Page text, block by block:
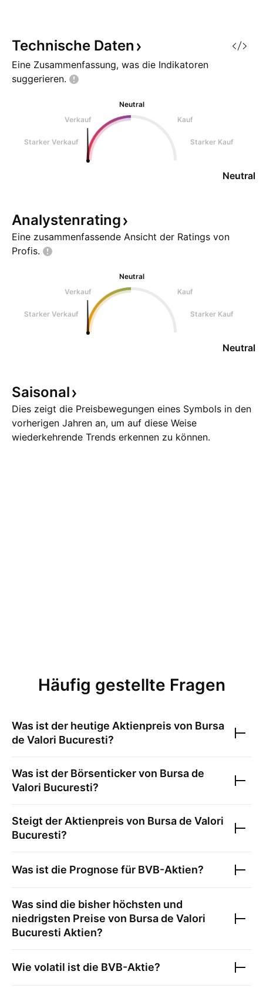
Technische Daten
Eine Zusammenfassung, was die Indikatoren
suggerieren.
Neutral
Verkauf
Kauf
Starker Verkauf Starker Kauf
Neutral
Analystenrating
Eine zusammenfassende Ansicht der Ratings von
Profis.
Neutral
Verkauf
Kauf
Starker Verkauf Starker Kauf
Neutral
Saisonal
Dies zeigt die Preisbewegungen eines Symbols in den
vorherigen Jahren an, um auf diese Weise
wiederkehrende Trends erkennen zu können.
Häufig gestellte Fragen
Was ist der heutige Aktienpreis von Bursa
de Valori Bucuresti?
Was ist der Börsenticker von Bursa de
Valori Bucuresti?
Steigt der Aktienpreis von Bursa de Valori
Bucuresti?
Was ist die Prognose für BVB-Aktien?
Was sind die bisher höchsten und
niedrigsten Preise von Bursa de Valori
Bucuresti Aktien?
Wie volatil ist die BVB-Aktie?